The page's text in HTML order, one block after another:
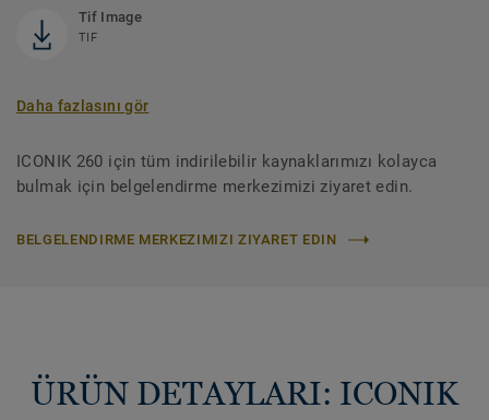
Tif Image
TIF
Daha fazlasını gör
ICONIK 260 için tüm indirilebilir kaynaklarımızı kolayca
bulmak için belgelendirme merkezimizi ziyaret edin.
BELGELENDIRME MERKEZIMIZI ZIYARET EDIN
ÜRÜN DETAYLARI: ICONIK